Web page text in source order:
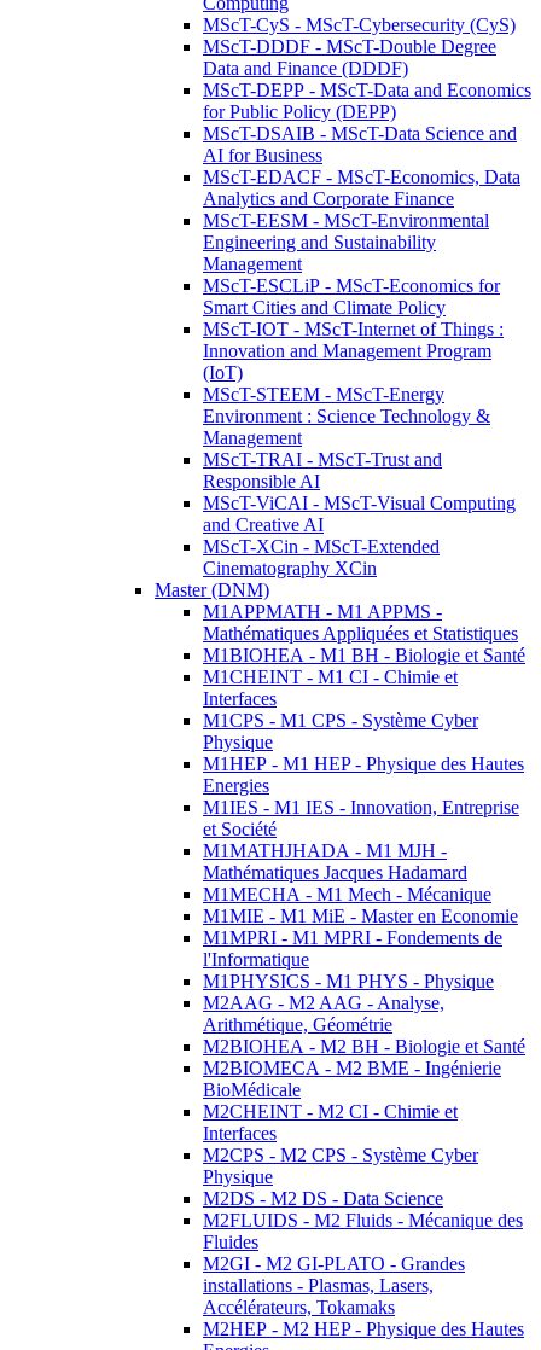
MScT-CyS - MScT-Cybersecurity (CyS)
MScT-DDDF - MScT-Double Degree
Data and Finance (DDDF)
MScT-DEPP - MScT-Data and Economics
for Public Policy (DEPP)
MScT-DSAIB - MScT-Data Science and
AI for Business
MScT-EDACF - MScT-Economics, Data
Analytics and Corporate Finance
MScT-EESM - MScT-Environmental
Engineering and Sustainability
Management
MScT-ESCLiP - MScT-Economics for
Smart Cities and Climate Policy
MScT-IOT - MScT-Internet of Things :
Innovation and Management Program
(IoT)
MScT-STEEM - MScT-Energy
Environment : Science Technology &
Management
MScT-TRAI - MScT-Trust and
Responsible AI
MScT-ViCAI - MScT-Visual Computing
and Creative AI
MScT-XCin - MScT-Extended
Cinematography XCin
Master (DNM)
M1APPMATH - M1 APPMS -
Mathématiques Appliquées et Statistiques
M1BIOHEA - M1 BH - Biologie et Santé
M1CHEINT - M1 CI - Chimie et
Interfaces
M1CPS - M1 CPS - Système Cyber
Physique
M1HEP - M1 HEP - Physique des Hautes
Energies
M1IES - M1 IES - Innovation, Entreprise
et Société
M1MATHJHADA - M1 MJH -
Mathématiques Jacques Hadamard
M1MECHA - M1 Mech - Mécanique
M1MIE - M1 MiE - Master en Economie
M1MPRI - M1 MPRI - Fondements de
l'Informatique
M1PHYSICS - M1 PHYS - Physique
M2AAG - M2 AAG - Analyse,
Arithmétique, Géométrie
M2BIOHEA - M2 BH - Biologie et Santé
M2BIOMECA - M2 BME - Ingénierie
BioMédicale
M2CHEINT - M2 CI - Chimie et
Interfaces
M2CPS - M2 CPS - Système Cyber
Physique
M2DS - M2 DS - Data Science
M2FLUIDS - M2 Fluids - Mécanique des
Fluides
M2GI - M2 GI-PLATO - Grandes
installations - Plasmas, Lasers,
Accélérateurs, Tokamaks
M2HEP - M2 HEP - Physique des Hautes